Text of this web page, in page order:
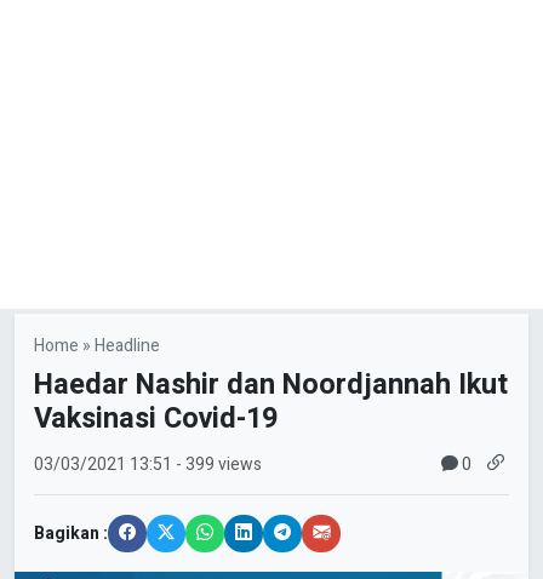
Home »Headline
Haedar Nashir dan Noordjannah Ikut
Vaksinasi Covid-19
03/03/2021 13:51 - 399 views 0
Bagikan :